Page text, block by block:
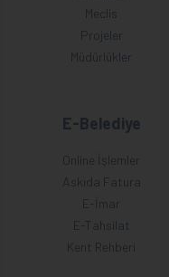
Meclis
Projeler
Müdürlükler
E-Belediye
Online İşlemler
Askıda Fatura
E-İmar
E-Tahsilat
Kent Rehberi